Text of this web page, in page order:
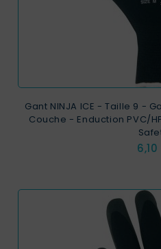
Gant NINJA ICE - Taille 9 -
Couche - Enduction PVC/
Prix